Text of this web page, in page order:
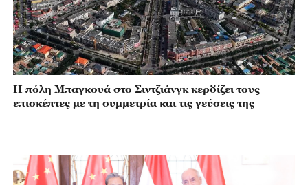
Η πόλη Μπαγκουά στο Σιντζιάνγκ κερδίζει τους
επισκέπτες με τη συμμετρία και τις γεύσεις της